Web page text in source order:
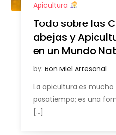
Apicultura
Todo sobre las
abejas y
en un Mundo
by: Bon Miel Artesanal
La apicultura es mucho
pasatiempo; es una
[…]